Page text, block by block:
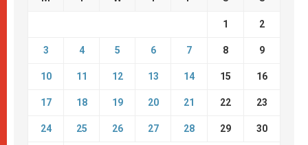
1 2
3 4 5 6 7 8 9
10 11 12 13 14 15 16
17 18 19 20 21 22 23
24 25 26 27 28 29 30